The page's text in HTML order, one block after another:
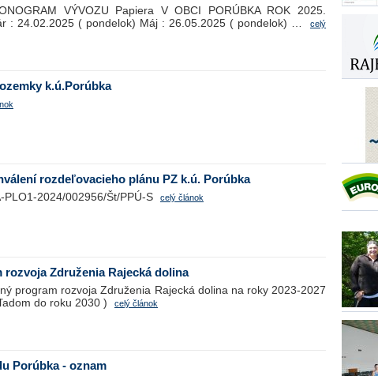
VÝVOZU Papiera V OBCI PORÚBKA ROK 2025.
: 24.02.2025 ( pondelok) Máj : 26.05.2025 ( pondelok) …
celý
k.ú.Porúbka
rozdeľovacieho plánu PZ k.ú. Porúbka
PLO1-2024/002956/Št/PPÚ-S celý článok
Združenia Rajecká dolina
program rozvoja Združenia Rajecká dolina na roky 2023-2027
do roku 2030 )
celý článok
Porúbka - oznam